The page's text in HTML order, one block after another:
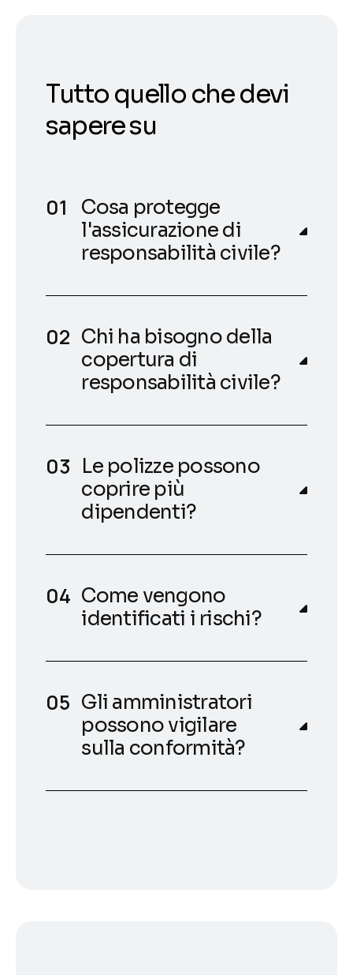
Tutto quello che devi
sapere su
Cosa protegge
l'assicurazione di
responsabilità civile?
Chi ha bisogno della
copertura di
responsabilità civile?
Le polizze possono
coprire più
dipendenti?
Come vengono
identificati i rischi?
Gli amministratori
possono vigilare
sulla conformità?